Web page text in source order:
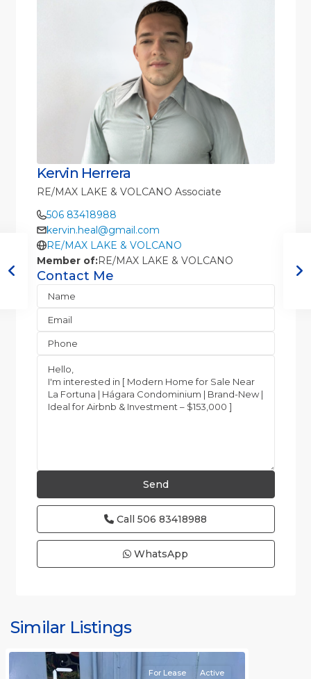
Kervin Herrera
RE/MAX LAKE & VOLCANO Associate
506 83418988
kervin.heal@gmail.com
RE/MAX LAKE & VOLCANO
Member of:RE/MAX LAKE & VOLCANO
Contact Me
Call 506 83418988
WhatsApp
Similar Listings
For Lease Active